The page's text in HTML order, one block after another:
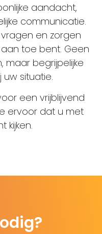
aandacht,
communicatie.
en zorgen
toe bent. Geen
maar begrijpelijke
situatie.
een vrijblijvend
ervoor dat u met
kijken.